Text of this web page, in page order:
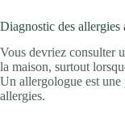
Diagnostic des allergies
Vous devriez consulter
la maison, surtout
Un allergologue est une
allergies.